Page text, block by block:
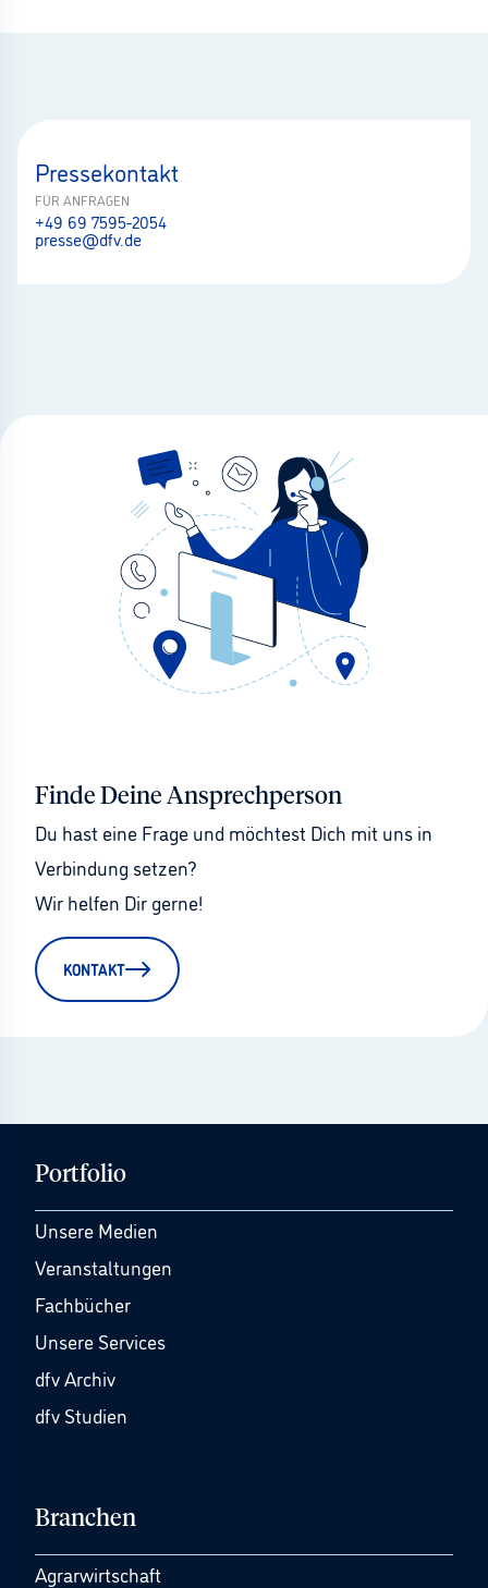
Pressekontakt
FÜR ANFRAGEN
+49 69 7595-2054
presse@dfv.de
Finde Deine Ansprechperson
Du hast eine Frage und möchtest Dich mit uns in
Verbindung setzen?
Wir helfen Dir gerne!
KONTAKT
Portfolio
Unsere Medien
Veranstaltungen
Fachbücher
Unsere Services
dfv Archiv
dfv Studien
Branchen
Agrarwirtschaft